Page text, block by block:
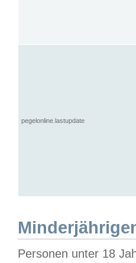
pegelonline.lastupdate
Personen unter 18